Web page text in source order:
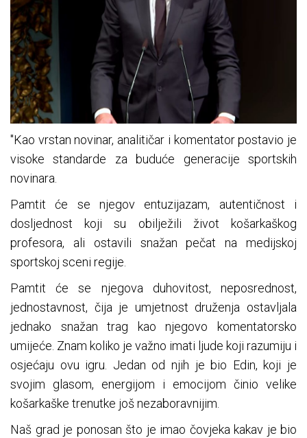
"Kao vrstan novinar, analitičar i komentator postavio je
visoke standarde za buduće generacije sportskih
novinara.
Pamtit će se njegov entuzijazam, autentičnost i
dosljednost koji su obilježili život košarkaškog
profesora, ali ostavili snažan pečat na medijskoj
sportskoj sceni regije.
Pamtit će se njegova duhovitost, neposrednost,
jednostavnost, čija je umjetnost druženja ostavljala
jednako snažan trag kao njegovo komentatorsko
umijeće. Znam koliko je važno imati ljude koji razumiju i
osjećaju ovu igru. Jedan od njih je bio Edin, koji je
svojim glasom, energijom i emocijom činio velike
košarkaške trenutke još nezaboravnijim.
Naš grad je ponosan što je imao čovjeka kakav je bio